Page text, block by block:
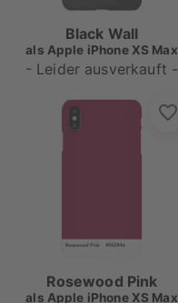
Black Wall
als Apple iPhone XS Max
- Leider ausverkauft -
Rosewood Pink
als Apple iPhone XS Max